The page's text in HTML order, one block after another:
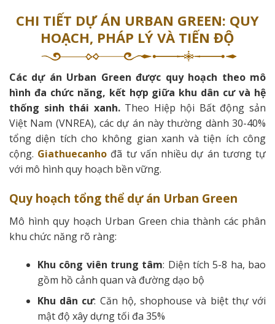
CHI TIẾT DỰ ÁN URBAN GREEN: QUY
HOẠCH, PHÁP LÝ VÀ TIẾN ĐỘ
Các dự án Urban Green được quy hoạch theo mô
hình đa chức năng, kết hợp giữa khu dân cư và hệ
thống sinh thái xanh.Theo Hiệp hội Bất động sản
Việt Nam (VNREA), các dự án này thường dành 30-40%
tổng diện tích cho không gian xanh và tiện ích công
cộng. Giathuecanho đã tư vấn nhiều dự án tương tự
với mô hình quy hoạch bền vững.
Quy hoạch tổng thể dự án Urban Green
Mô hình quy hoạch Urban Green chia thành các phân
khu chức năng rõ ràng:
Khu công viên trung tâm: Diện tích 5-8 ha, bao
gồm hồ cảnh quan và đường dạo bộ
Khu dân cư: Căn hộ, shophouse và biệt thự với
mật độ xây dựng tối đa 35%